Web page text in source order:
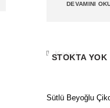
DEVAMINI
STOKTA YOK
Kapat
Sütlü Beyoğlu